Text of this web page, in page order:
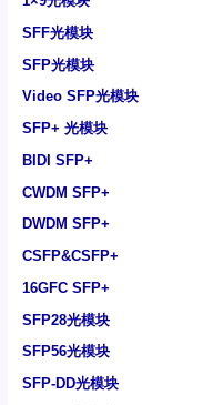
SFF光模块
SFP光模块
Video SFP光模块
SFP+ 光模块
BIDI SFP+
CWDM SFP+
DWDM SFP+
CSFP&CSFP+
16GFC SFP+
SFP28光模块
SFP56光模块
SFP-DD光模块